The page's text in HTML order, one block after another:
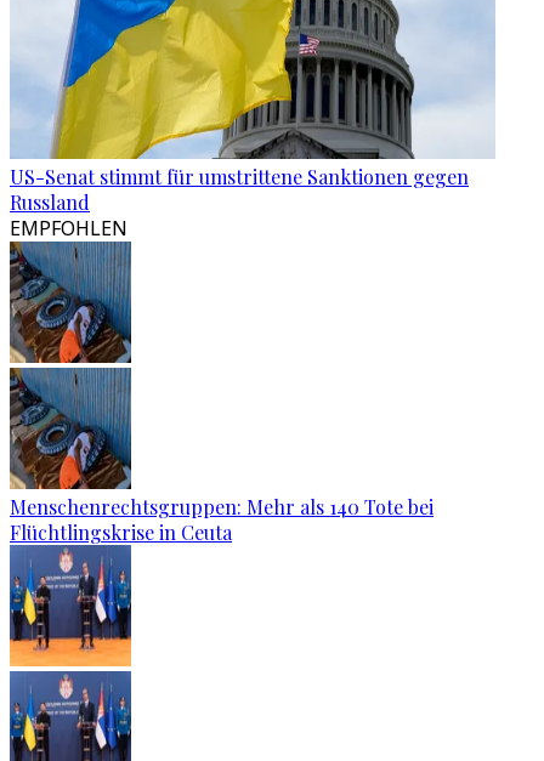
US-Senat stimmt für umstrittene Sanktionen gegen
Russland
EMPFOHLEN
Menschenrechtsgruppen: Mehr als 140 Tote bei
Flüchtlingskrise in Ceuta